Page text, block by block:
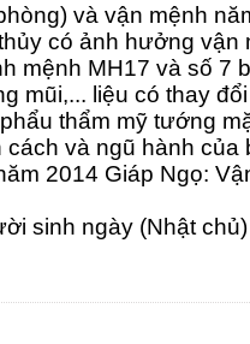
và vận mệnh
có ảnh hưởng vận
mệnh MH17 và số 7
mũi,... liệu có thay
thẩm mỹ tướng
và ngũ hành của
2014 Giáp Ngọ:
sinh ngày (Nhật